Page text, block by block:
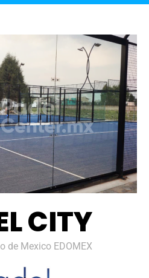
CITY
de Mexico EDOMEX